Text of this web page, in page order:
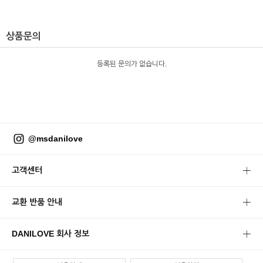
상품문의
등록된 문의가 없습니다.
@msdanilove
고객센터
교환 반품 안내
DANILOVE 회사 정보